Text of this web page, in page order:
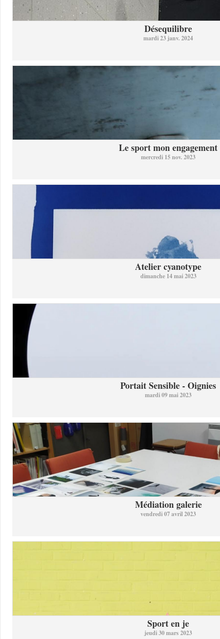
Désequilibre
mardi 23 janv. 2024
Le sport mon engagement
mercredi 15 nov. 2023
Atelier cyanotype
dimanche 14 mai 2023
Portait Sensible - Oignies
mardi 09 mai 2023
Médiation galerie
vendredi 07 avril 2023
Sport en je
jeudi 30 mars 2023